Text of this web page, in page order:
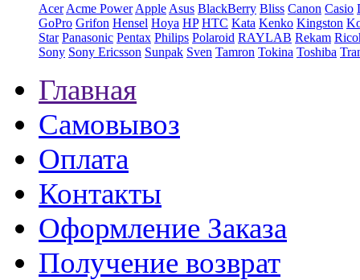
Acer Acme Power Apple Asus BlackBerry Bliss Canon Casio
GoPro Grifon Hensel Hoya HP HTC Kata Kenko Kingston
Star Panasonic Pentax Philips Polaroid RAYLAB Rekam
Sony Sony Ericsson Sunpak Sven Tamron Tokina Toshiba
Главная
Самовывоз
Оплата
Контакты
Оформление Заказа
Получение возврат